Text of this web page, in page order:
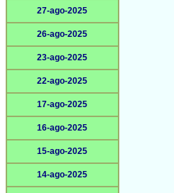
27-ago-2025
26-ago-2025
23-ago-2025
22-ago-2025
17-ago-2025
16-ago-2025
15-ago-2025
14-ago-2025